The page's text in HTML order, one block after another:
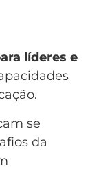
líderes e
se
da